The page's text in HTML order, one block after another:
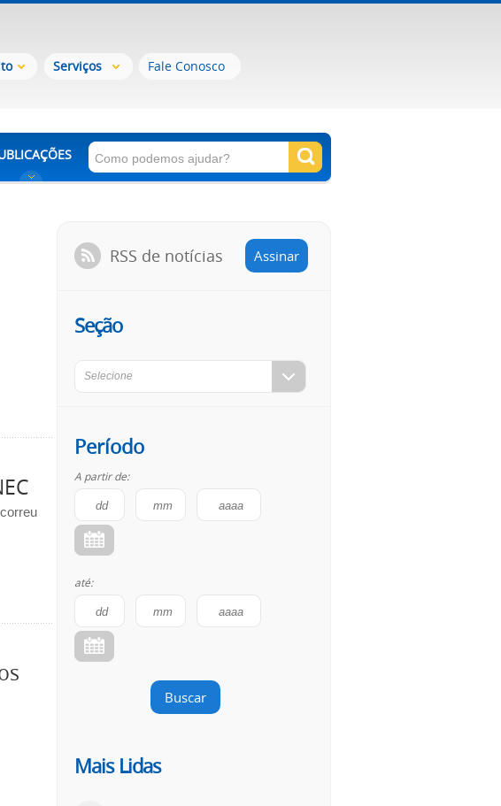
Serviços Fale Conosco
RSS de notícias Assinar
Seção
Selecione
Período
A partir de:
até:
Buscar
Mais Lidas